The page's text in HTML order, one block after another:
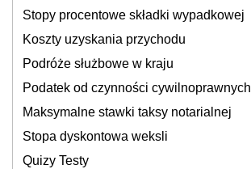
Stopy procentowe składki wypadkowej
Koszty uzyskania przychodu
Podróże służbowe w kraju
Podatek od czynności cywilnoprawnych
Maksymalne stawki taksy notarialnej
Stopa dyskontowa weksli
Quizy Testy